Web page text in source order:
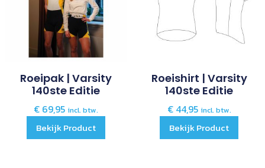
Roeipak | Varsity
140ste Editie
€69,95 incl. btw.
Bekijk Product
Roeishirt | Varsity
140ste Editie
€44,95 incl. btw.
Bekijk Product